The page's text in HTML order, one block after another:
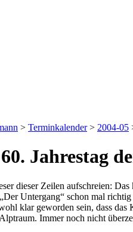
> Terminkalender> 2004-05
Jahrestag
dieser Zeilen aufschreien:
Untergang“ schon mal
klar geworden sein, dass
Immer noch nicht